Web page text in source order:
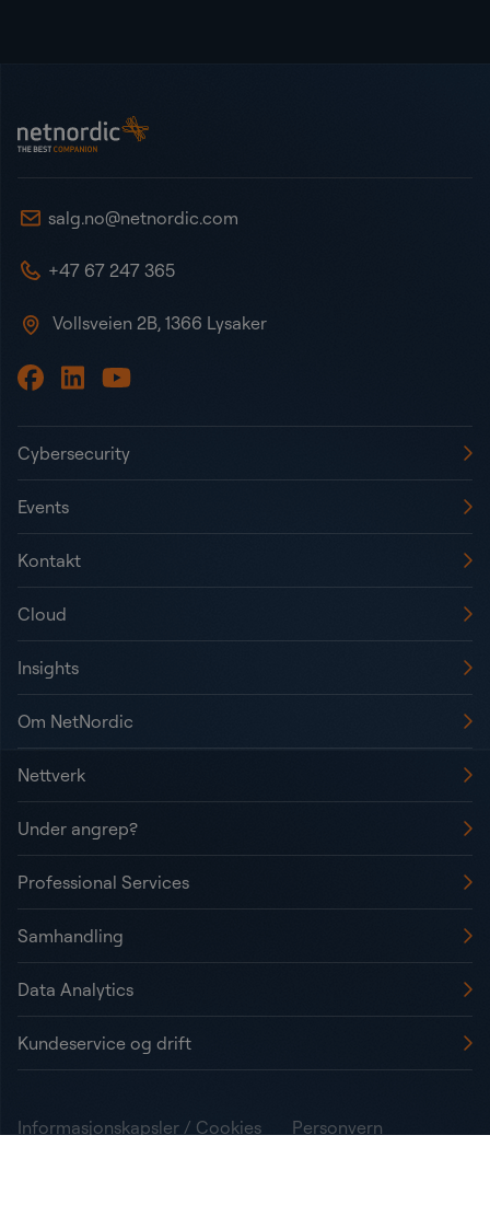
NetNordic Norway
salg.no@netnordic.com
+47 67 247 365
Vollsveien 2B, 1366 Lysaker
Cybersecurity
Events
Kontakt
Cloud
Insights
Om NetNordic
Nettverk
Under angrep?
Professional Services
Samhandling
Data Analytics
Kundeservice og drift
Informasjonskapsler / Cookies
Personvern